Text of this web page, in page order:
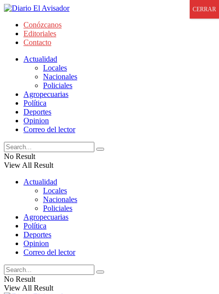
Conózcanos
Editoriales
Contacto
Actualidad
Locales
Nacionales
Policiales
Agropecuarias
Política
Deportes
Opinion
Correo del lector
No Result
View All Result
Actualidad
Locales
Nacionales
Policiales
Agropecuarias
Política
Deportes
Opinion
Correo del lector
No Result
View All Result
CERRAR